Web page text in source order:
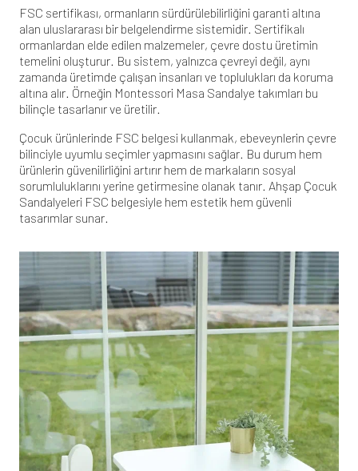
FSC sertifikası, ormanların sürdürülebilirliğini garanti altına
alan uluslararası bir belgelendirme sistemidir. Sertifikalı
ormanlardan elde edilen malzemeler, çevre dostu üretimin
temelini oluşturur. Bu sistem, yalnızca çevreyi değil, aynı
zamanda üretimde çalışan insanları ve toplulukları da koruma
altına alır. Örneğin Montessori Masa Sandalye takımları bu
bilinçle tasarlanır ve üretilir.
Çocuk ürünlerinde FSC belgesi kullanmak, ebeveynlerin çevre
bilinciyle uyumlu seçimler yapmasını sağlar. Bu durum hem
ürünlerin güvenilirliğini artırır hem de markaların sosyal
sorumluluklarını yerine getirmesine olanak tanır. Ahşap Çocuk
Sandalyeleri FSC belgesiyle hem estetik hem güvenli
tasarımlar sunar.